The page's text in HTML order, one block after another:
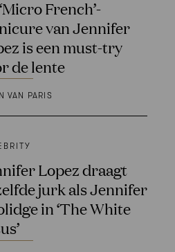
French’-
van Jennifer
is een must-try
de lente
VAN PARIS
Lopez draagt
jurk als Jennifer
in ‘The White